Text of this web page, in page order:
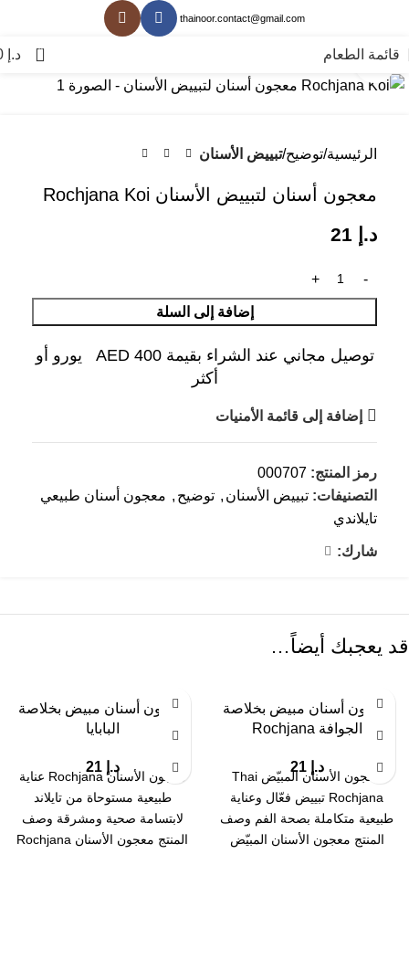
thainoor.contact@gmail.com
قائمة الطعام 0 د.إ
انقر للتكبير
الرئيسية توضيح تبييض الأسنان
معجون أسنان لتبييض الأسنان Rochjana Koi
د.إ
إضافة إلى السلة
توصيل مجاني عند الشراء بقيمة AED 400 يورو أو
أكثر
إضافة إلى قائمة الأمنيات
رمز المنتج: 000707
التصنيفات: تبييض الأسنان , توضيح , معجون أسنان طبيعي
تايلاندي
شارك:
قد يعجبك أيضاً…
معجون أسنان مبيض بخلاصة
الجوافة Rochjana
د.إ 21
معجون الأسنان المبيّض Thai
Rochjana تبييض فعّال وعناية
طبيعية متكاملة بصحة الفم وصف
المنتج معجون الأسنان المبيّض
معجون أسنان مبيض بخلاصة
البابايا
د.إ 21
معجون الأسنان Rochjana عناية
طبيعية مستوحاة من تايلاند
لابتسامة صحية ومشرقة وصف
المنتج معجون الأسنان Rochjana